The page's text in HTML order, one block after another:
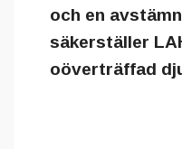
och en
säkerställer
oöverträffad